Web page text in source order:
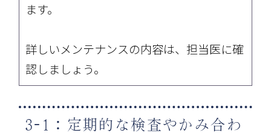
ます。
詳しいメンテナンスの内容は、担当医に確
認しましょう。
3-1：定期的な検査やかみ合わ